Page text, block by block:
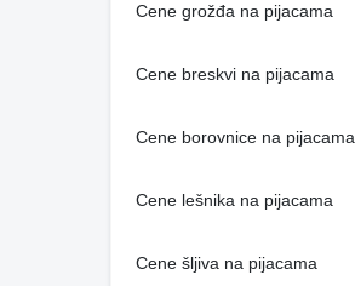
Cene grožđa na pijacama
Cene breskvi na pijacama
Cene borovnice na pijacama
Cene lešnika na pijacama
Cene šljiva na pijacama